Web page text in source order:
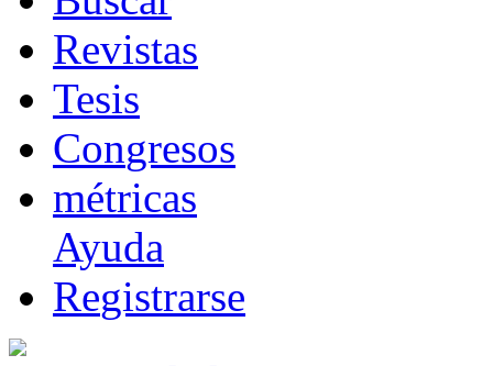
Revistas
Tesis
Congresos
métricas
Ayuda
Registrarse